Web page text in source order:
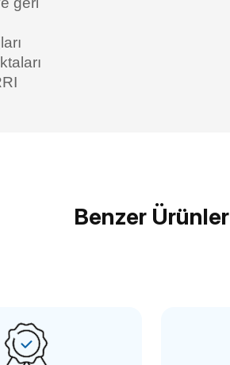
Benzer Ürünler